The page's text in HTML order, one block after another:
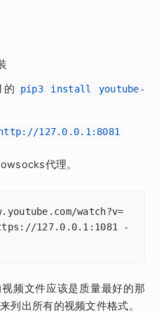
的
pip3 install youtube-
http://127.0.0.1:8081
代理。
watch?v=
127.0.0.1:1081 -
频文件应该是质量最好的那
列出所有的视频文件格式。